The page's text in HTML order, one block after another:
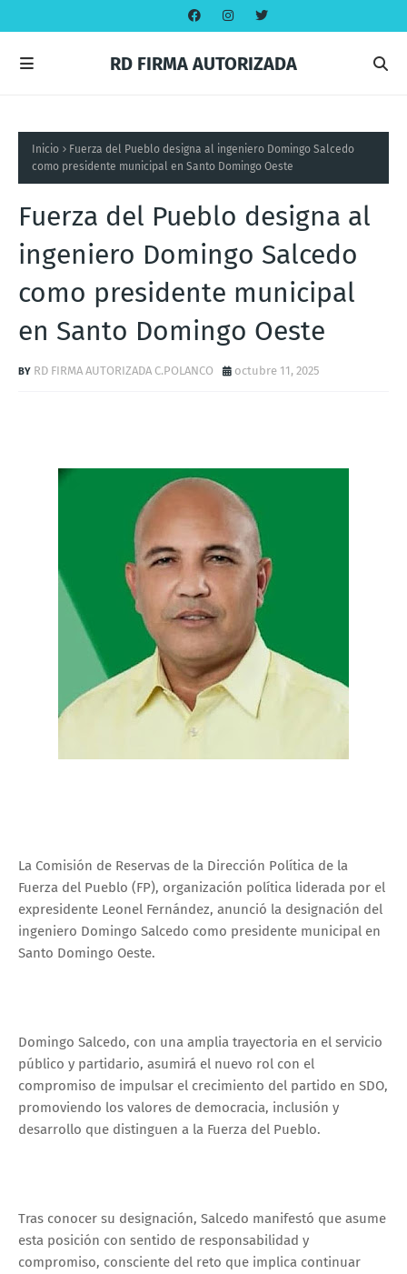
RD FIRMA AUTORIZADA
Inicio
Fuerza del Pueblo designa al ingeniero Domingo Salcedo
como presidente municipal en Santo Domingo Oeste
Fuerza del Pueblo designa al
ingeniero Domingo Salcedo
como presidente municipal
en Santo Domingo Oeste
RD FIRMA AUTORIZADA C.POLANCO octubre 11, 2025
La Comisión de Reservas de la Dirección Política de la
Fuerza del Pueblo (FP), organización política liderada por el
expresidente Leonel Fernández, anunció la designación del
ingeniero Domingo Salcedo como presidente municipal en
Santo Domingo Oeste.
Domingo Salcedo, con una amplia trayectoria en el servicio
público y partidario, asumirá el nuevo rol con el
compromiso de impulsar el crecimiento del partido en SDO,
promoviendo los valores de democracia, inclusión y
desarrollo que distinguen a la Fuerza del Pueblo.
Tras conocer su designación, Salcedo manifestó que asume
esta posición con sentido de responsabilidad y
compromiso, consciente del reto que implica continuar